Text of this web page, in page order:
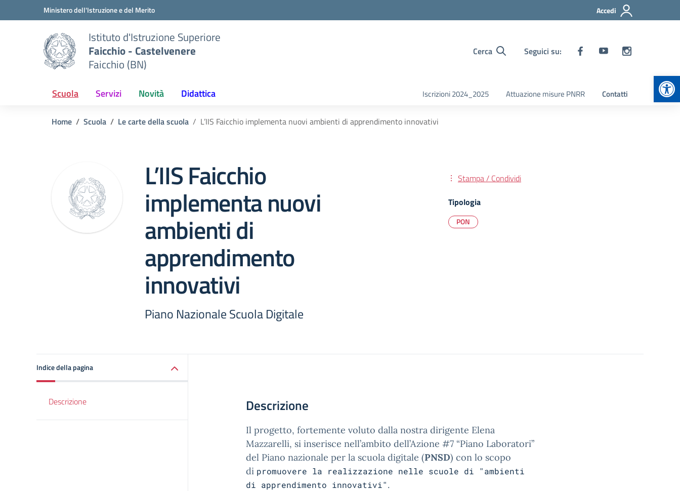
Vai ai contenuti
Vai al menu di navigazioneMinistero dell'Istruzione e del Merito Accedi
Istituto d'Istruzione Superiore
Faicchio - Castelvenere
Faicchio (BN)
Cerca Seguici su:
Scuola Servizi Novità Didattica Iscrizioni 2024_2025 Attuazione misure PNRR Contatti
Home Scuola Le carte della scuola L’IIS Faicchio implementa nuovi ambienti di apprendimento innovativi
L’IIS Faicchio
implementa nuovi
ambienti di
apprendimento
innovativi
Piano Nazionale Scuola Digitale
Stampa / Condividi
Tipologia
PON
Indice della pagina
Descrizione Descrizione
Il progetto, fortemente voluto dalla nostra dirigente Elena
Mazzarelli, si inserisce nell’ambito dell’Azione #7 “Piano Laboratori”
del Piano nazionale per la scuola digitale (PNSD) con lo scopo
di promuovere la realizzazione nelle scuole di "ambienti
di apprendimento innovativi".